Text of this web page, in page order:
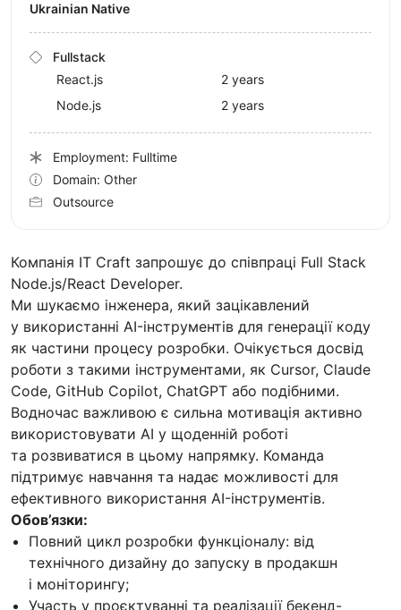
Компанія IT Craft запрошує до співпраці Full Stack
Node.js/React Developer.
Ми шукаємо інженера, який зацікавлений
у використанні AI-інструментів для генерації коду
як частини процесу розробки. Очікується досвід
роботи з такими інструментами, як Cursor, Claude
Code, GitHub Copilot, ChatGPT або подібними.
Водночас важливою є сильна мотивація активно
використовувати AI у щоденній роботі
та розвиватися в цьому напрямку. Команда
підтримує навчання та надає можливості для
ефективного використання AI-інструментів.
Обов’язки:
Повний цикл розробки функціоналу: від
технічного дизайну до запуску в продакшн
і моніторингу;
Участь у проєктуванні та реалізації бекенд-
Ukrainian Native
Fullstack
React.js
2 years
Node.js
2 years
Employment: Fulltime
Domain: Other
Outsource